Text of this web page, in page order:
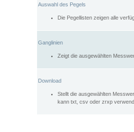
Auswahl des Pegels
Die Pegellisten zeigen alle
Ganglinien
Zeigt die ausgewählten
Download
Stellt die ausgewählten
kann txt, csv oder zrxp